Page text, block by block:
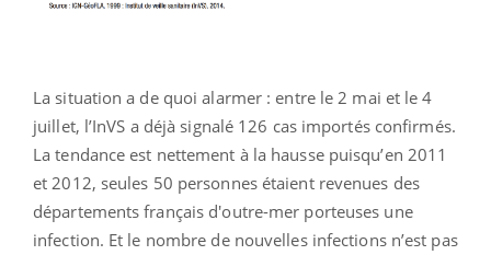
La situation a de quoi alarmer : entre le 2 mai et le 4
juillet, l’InVS a déjà signalé 126 cas importés confirmés.
La tendance est nettement à la hausse puisqu’en 2011
et 2012, seules 50 personnes étaient revenues des
départements français d'outre-mer porteuses une
infection. Et le nombre de nouvelles infections n’est pas